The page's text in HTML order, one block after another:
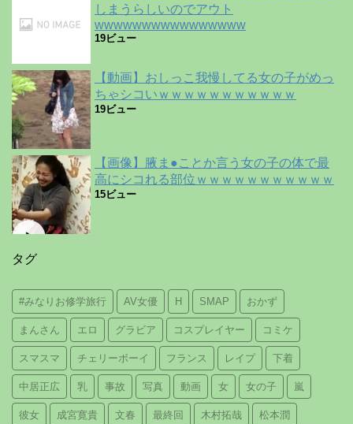
しまうらしいのでアウト
wwwwwwwwwwwwwwww
19ビュー
【動画】おしっこ我慢してる女の子がめっ
ちゃシコいｗｗｗｗｗｗｗｗｗｗｗ
19ビュー
【画像】腋ま●ことか言う女の子の体で最
高にシコれる部位ｗｗｗｗｗｗｗｗｗｗｗ
15ビュー
タグ
#みなりお修学旅行 AV女優 H SMAP おかず
まんさん エロ グラビア コスプレイヤー コミケ
スマスマ チェリーボーイ フランス レイプ 下着
中居正広 乳 事故 写真 動画 女 女の子 嵐
彼女 成宮寛貴 文春 最終回 木村拓哉 松本潤